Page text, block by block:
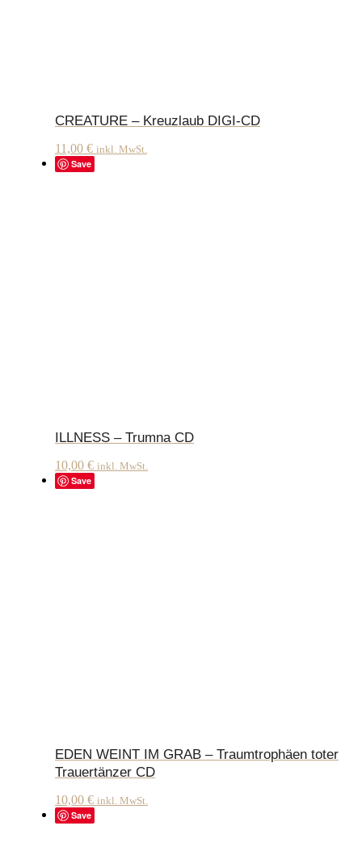
CREATURE – Kreuzlaub DIGI-CD
11,00 € inkl. MwSt.
Save
ILLNESS – Trumna CD
10,00 € inkl. MwSt.
Save
EDEN WEINT IM GRAB – Traumtrophäen toter
Trauertänzer CD
10,00 € inkl. MwSt.
Save